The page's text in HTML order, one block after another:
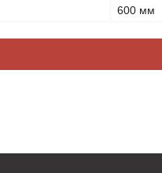
600 мм